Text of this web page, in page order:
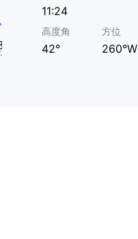
11:24
高度角
42°
方位
260°W